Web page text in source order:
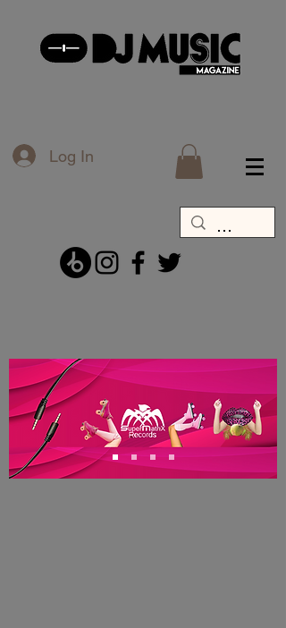
Log In